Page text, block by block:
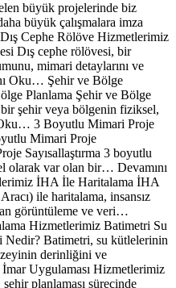
büyük projelerinde biz
büyük çalışmalara imza
Cephe Rölöve Hizmetlerimiz
Dış cephe rölövesi, bir
mimari detaylarını ve
Oku… Şehir ve Bölge
Planlama Şehir ve Bölge
şehir veya bölgenin fiziksel,
3 Boyutlu Mimari Proje
Mimari Proje
Sayısallaştırma 3 boyutlu
olarak var olan bir… Devamını
İHA İle Haritalama İHA
ile haritalama, insansız
görüntüleme ve veri…
Hizmetlerimiz Batimetri Su
Nedir? Batimetri, su kütlelerinin
derinliğini ve
Uygulaması Hizmetlerimiz
planlaması sürecinde